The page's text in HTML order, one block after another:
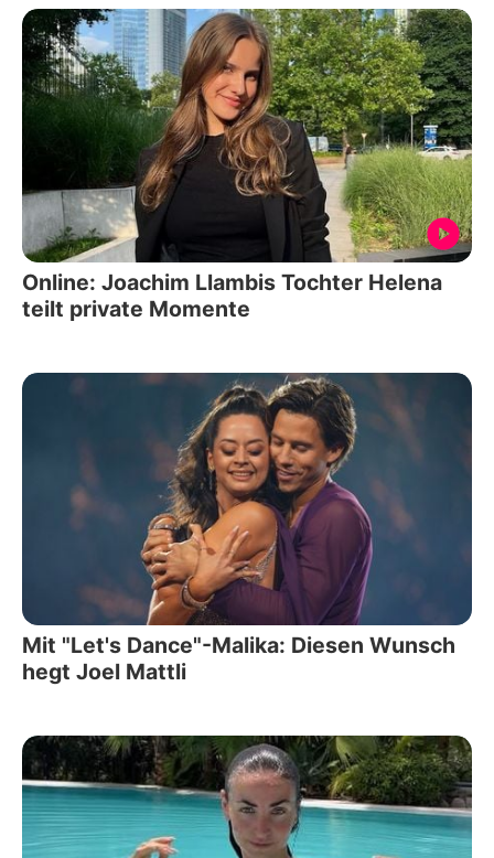
Online: Joachim Llambis Tochter Helena
teilt private Momente
Mit "Let's Dance"-Malika: Diesen Wunsch
hegt Joel Mattli